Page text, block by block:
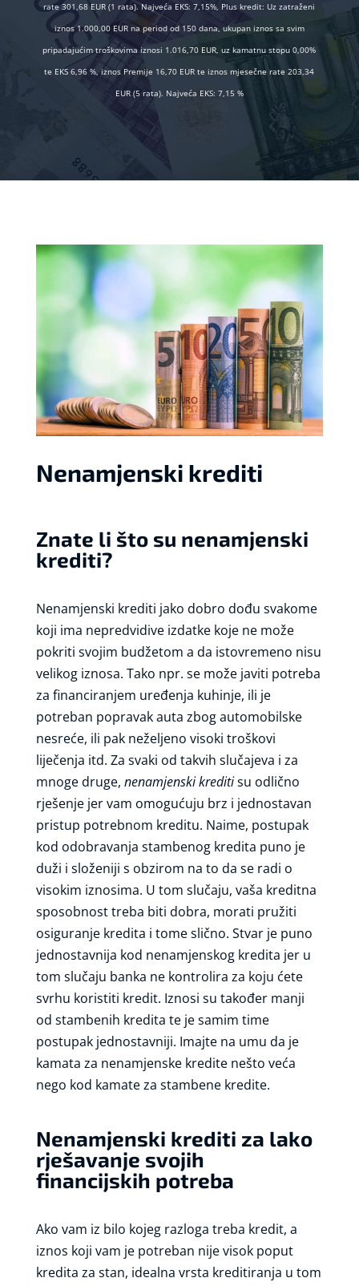
rate 301,68 EUR (1 rata). Najveća EKS: 7,15%, Plus kredit: Uz zatraženi
iznos 1.000,00 EUR na period od 150 dana, ukupan iznos sa svim
pripadajućim troškovima iznosi 1.016,70 EUR, uz kamatnu stopu 0,00%
te EKS 6,96 %, iznos Premije 16,70 EUR te iznos mjesečne rate 203,34
EUR (5 rata). Najveća EKS: 7,15 %
Nenamjenski krediti
Znate li što su nenamjenski
krediti?
Nenamjenski krediti jako dobro dođu svakome
koji ima nepredvidive izdatke koje ne može
pokriti svojim budžetom a da istovremeno nisu
velikog iznosa. Tako npr. se može javiti potreba
za financiranjem uređenja kuhinje, ili je
potreban popravak auta zbog automobilske
nesreće, ili pak neželjeno visoki troškovi
liječenja itd. Za svaki od takvih slučajeva i za
mnoge druge, nenamjenski kreditisu odlično
rješenje jer vam omogućuju brz i jednostavan
pristup potrebnom kreditu. Naime, postupak
kod odobravanja stambenog kredita puno je
duži i složeniji s obzirom na to da se radi o
visokim iznosima. U tom slučaju, vaša kreditna
sposobnost treba biti dobra, morati pružiti
osiguranje kredita i tome slično. Stvar je puno
jednostavnija kod nenamjenskog kredita jer u
tom slučaju banka ne kontrolira za koju ćete
svrhu koristiti kredit. Iznosi su također manji
od stambenih kredita te je samim time
postupak jednostavniji. Imajte na umu da je
kamata za nenamjenske kredite nešto veća
nego kod kamate za stambene kredite.
Nenamjenski krediti za lako
rješavanje svojih
financijskih potreba
Ako vam iz bilo kojeg razloga treba kredit, a
iznos koji vam je potreban nije visok poput
kredita za stan, idealna vrsta kreditiranja u tom